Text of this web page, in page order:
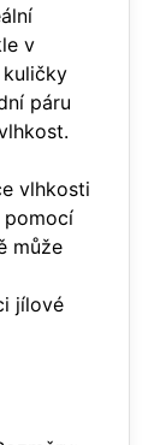
v
kuličky
páru
vlhkosti
může
jílové